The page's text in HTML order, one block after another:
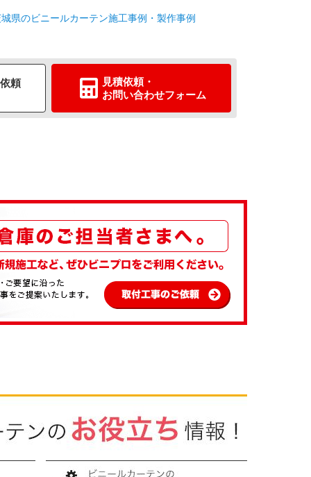
県のビニールカーテン施工事例・製作事例
頼 見積依頼・
お問い合わせフォーム